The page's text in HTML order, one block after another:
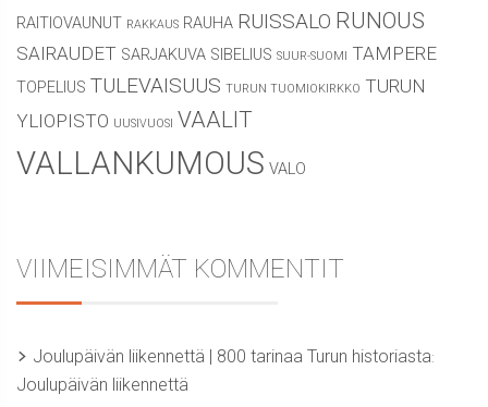
RAITIOVAUNUT RAKKAUS RAUHA RUISSALO RUNOUS
SAIRAUDET SARJAKUVA SIBELIUS SUUR-SUOMI TAMPERE
TOPELIUS TULEVAISUUS TURUN TUOMIOKIRKKO TURUN
YLIOPISTO UUSIVUOSI VAALIT
VALLANKUMOUS VALO
VIIMEISIMMÄT KOMMENTIT
Joulupäivän liikennettä | 800 tarinaa Turun historiasta:
Joulupäivän liikennettä